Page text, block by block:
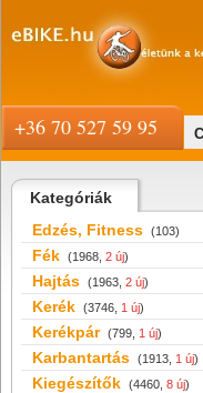
Kategóriák
Edzés, Fitness (103)
Fék (1968, 2 új)
Hajtás (1963, 2 új)
Kerék (3746, 1 új)
Kerékpár (799, 1 új)
Karbantartás (1913, 1 új)
Kiegészítők (4460, 8 új)
+36 70 527 59 95